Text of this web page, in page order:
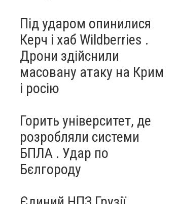
Під ударом опинилися
Керч і хаб Wildberries .
Дрони здійснили
масовану атаку на Крим
і росію
Горить університет, де
розробляли системи
БПЛА . Удар по
Бєлгороду